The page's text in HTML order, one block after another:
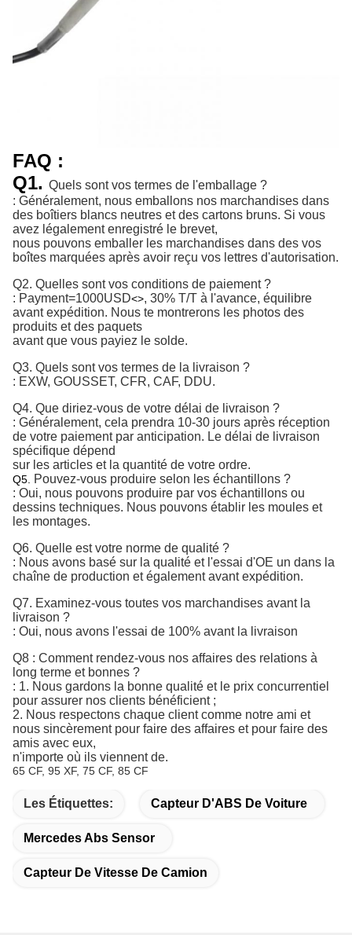
FAQ :
Q1. Quels sont vos termes de l'emballage ?
: Généralement, nous emballons nos marchandises dans
des boîtiers blancs neutres et des cartons bruns. Si vous
avez légalement enregistré le brevet,
nous pouvons emballer les marchandises dans des vos
boîtes marquées après avoir reçu vos lettres d'autorisation.
Q2. Quelles sont vos conditions de paiement ?
: Payment=1000USD<>, 30% T/T à l'avance, équilibre
avant expédition. Nous te montrerons les photos des
produits et des paquets
avant que vous payiez le solde.
Q3. Quels sont vos termes de la livraison ?
: EXW, GOUSSET, CFR, CAF, DDU.
Q4. Que diriez-vous de votre délai de livraison ?
: Généralement, cela prendra 10-30 jours après réception
de votre paiement par anticipation. Le délai de livraison
spécifique dépend
sur les articles et la quantité de votre ordre.
Q5.
Pouvez-vous produire selon les échantillons ?
: Oui, nous pouvons produire par vos échantillons ou
dessins techniques. Nous pouvons établir les moules et
les montages.
Q6. Quelle est votre norme de qualité ?
: Nous avons basé sur la qualité et l'essai d'OE un dans la
chaîne de production et également avant expédition.
Q7. Examinez-vous toutes vos marchandises avant la
livraison ?
: Oui, nous avons l'essai de 100% avant la livraison
Q8 : Comment rendez-vous nos affaires des relations à
long terme et bonnes ?
: 1. Nous gardons la bonne qualité et le prix concurrentiel
pour assurer nos clients bénéficient ;
2. Nous respectons chaque client comme notre ami et
nous sincèrement pour faire des affaires et pour faire des
amis avec eux,
n'importe où ils viennent de.
65 CF, 95 XF, 75 CF, 85 CF
Les Étiquettes: Capteur D'ABS De Voiture
Mercedes Abs Sensor
Capteur De Vitesse De Camion